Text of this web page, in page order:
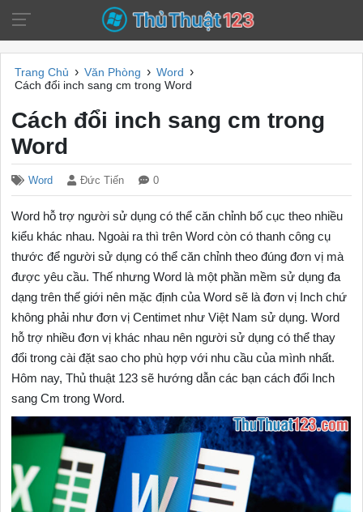
Trang Chủ › Văn Phòng › Word ›
Cách đổi inch sang cm trong Word
Cách đổi inch sang cm trong
Word
Word Đức Tiến 0
Word hỗ trợ người sử dụng có thể căn chỉnh bố cục theo nhiều
kiểu khác nhau. Ngoài ra thì trên Word còn có thanh công cụ
thước để người sử dụng có thể căn chỉnh theo đúng đơn vị mà
được yêu cầu. Thế nhưng Word là một phần mềm sử dụng đa
dạng trên thế giới nên mặc định của Word sẽ là đơn vị Inch chứ
không phải như đơn vị Centimet như Việt Nam sử dụng. Word
hỗ trợ nhiều đơn vị khác nhau nên người sử dụng có thể thay
đổi trong cài đặt sao cho phù hợp với nhu cầu của mình nhất.
Hôm nay, Thủ thuật 123 sẽ hướng dẫn các bạn cách đổi Inch
sang Cm trong Word.